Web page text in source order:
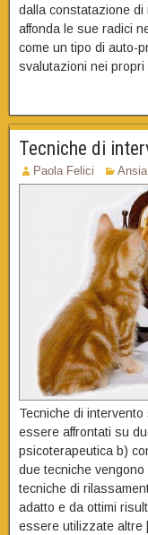
dalla constatazione
affonda le sue radici
come un tipo di auto-
svalutazioni nei
Tecniche di
Paola Felici Ansia
Tecniche di
essere affrontati su
psicoterapeutica b)
due tecniche
tecniche di
adatto e da ottimi
essere utilizzate altre